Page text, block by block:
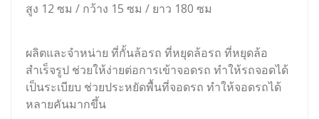
สูง 12 ซม / กว้าง 15 ซม / ยาว 180 ซม
ผลิตและจำหน่าย ที่กั้นล้อรถ ที่หยุดล้อรถ ที่หยุดล้อ
สำเร็จรูป ช่วยให้ง่ายต่อการเข้าจอดรถ ทำให้รถจอดได้
เป็นระเบียบ ช่วยประหยัดพื้นที่จอดรถ ทำให้จอดรถได้
หลายคันมากขึ้น